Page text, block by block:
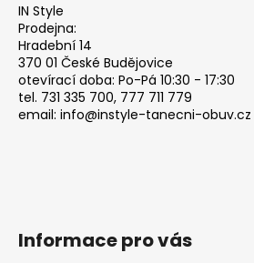
IN Style
Prodejna:
Hradební 14
370 01 České Budějovice
otevírací doba: Po-Pá 10:30 - 17:30
tel. 731 335 700, 777 711 779
email: info@instyle-tanecni-obuv.cz
Informace pro vás